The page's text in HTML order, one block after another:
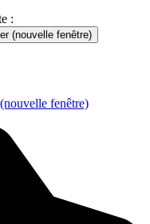
:
(nouvelle fenêtre)
(nouvelle fenêtre)